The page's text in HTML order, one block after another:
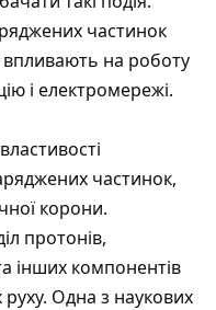
частинок
впливають на роботу
і електромережі.
частинок,
корони.
протонів,
інших компонентів
руху. Одна з наукових